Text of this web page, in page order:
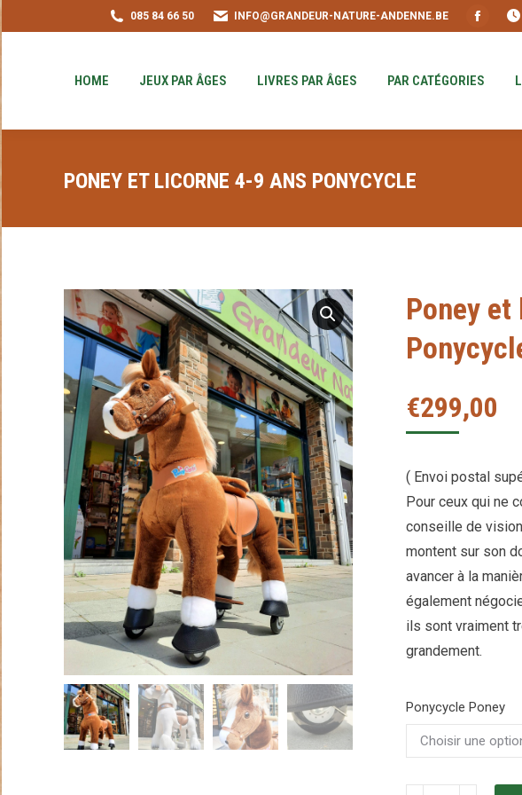
085 84 66 50 INFO@GRANDEUR-NATURE-ANDENNE.BE
opens
HOME JEUX PAR ÂGES LIVRES PAR ÂGES PAR CATÉGORIES
PONEY ET LICORNE 4-9 ANS PONYCYCLE
Poney
€299,00
( Envoi postal
Pour ceux qui ne
conseille de
montent sur son
avancer à la
également
ils sont vraiment
grandement.
Ponycycle Poney
HOME JEUX PAR ÂGES LIVRES PAR ÂGES PAR CATÉGORIES
PUZZLE-ACHAT